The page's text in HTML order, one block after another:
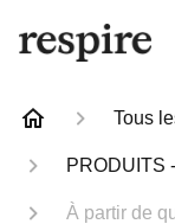
Tous
PRODUITS
À partir de